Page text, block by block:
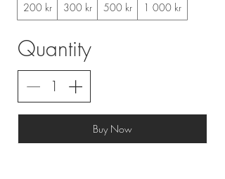
200 kr 300 kr 500 kr 1 000 kr
Quantity
Buy Now